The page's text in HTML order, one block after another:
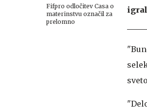
Fifpro odločitev Casa o
materinstvu označil za
prelomno